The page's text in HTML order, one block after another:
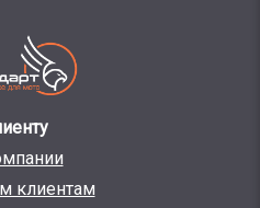
клиентам